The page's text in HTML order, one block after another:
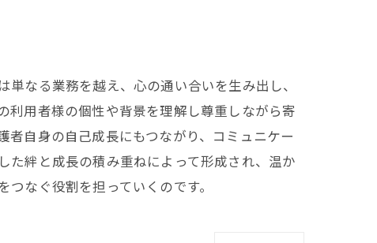
なる業務を越え、心の通い合いを生み出し、
利用者様の個性や背景を理解し尊重しながら寄
者自身の自己成長にもつながり、コミュニケー
た絆と成長の積み重ねによって形成され、温か
なぐ役割を担っていくのです。